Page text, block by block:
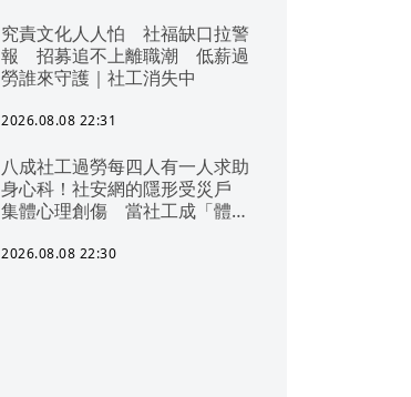
究責文化人人怕 社福缺口拉警
報 招募追不上離職潮 低薪過
勞誰來守護｜社工消失中
2026.08.08 22:31
八成社工過勞每四人有一人求助
身心科！社安網的隱形受災戶
集體心理創傷 當社工成「體制
無奈趨勢？耗竭殆盡下的社安網
2026.08.08 22:30